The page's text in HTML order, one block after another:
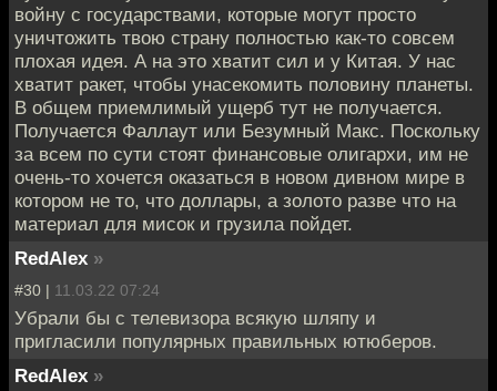
войну с государствами, которые могут просто
уничтожить твою страну полностью как-то совсем
плохая идея. А на это хватит сил и у Китая. У нас
хватит ракет, чтобы унасекомить половину планеты.
В общем приемлимый ущерб тут не получается.
Получается Фаллаут или Безумный Макс. Поскольку
за всем по сути стоят финансовые олигархи, им не
очень-то хочется оказаться в новом дивном мире в
котором не то, что доллары, а золото разве что на
материал для мисок и грузила пойдет.
RedAlex »
#30 | 11.03.22 07:24
Убрали бы с телевизора всякую шляпу и
пригласили популярных правильных ютюберов.
RedAlex »